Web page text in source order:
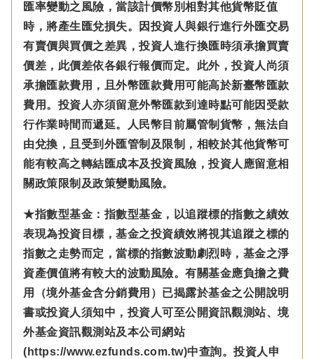
匯率變動之風險，當該計價幣別相對其他貨幣貶值
時，將產生匯兌損失。因投資人與銀行進行外匯交易
有賣價與買價之差異，投資人進行換匯時須承擔買賣
價差，此價差依各銀行報價而定。此外，投資人尚須
承擔匯款費用，且外幣匯款費用可能高於新臺幣匯款
費用。投資人亦須留意外幣匯款到達時點可能因受款
行作業時間而遞延。人民幣目前屬管制貨幣，無法自
由兌換，且受到外匯管制及限制，相較於其他貨幣可
能有較高之轉結匯成本及投資風險，投資人應留意相
關政策限制及政策變動風險。
★指數型基金：指數型基金，以追蹤標的指數之績效
表現為投資目標，基金之投資績效將視其追蹤之標的
指數之走勢而定，當標的指數波動劇烈時，基金之淨
資產價值將有較大的波動風險。有關基金應負擔之費
用（境外基金含分銷費用）已揭露於基金之公開說明
書或投資人須知中，投資人可至公開資訊觀測站、境
外基金資訊觀測站及本公司網站
(https://www.ezfunds.com.tw)中查詢。投資人申